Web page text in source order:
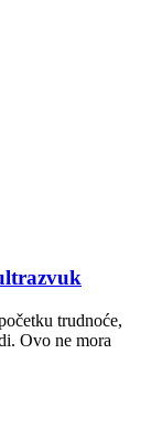
trudnoće,
Ovo ne mora